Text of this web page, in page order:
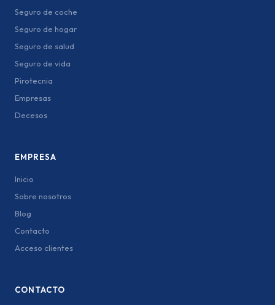
Seguro de coche
Seguro de hogar
Seguro de salud
Seguro de vida
Pirotecnia
Empresas
Decesos
EMPRESA
Inicio
Sobre nosotros
Blog
Contacto
Acceso clientes
CONTACTO